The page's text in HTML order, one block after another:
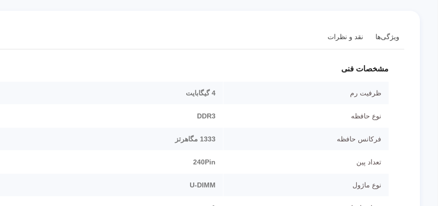
ویژگی‌ها نقد و نظرات
مشخصات فنی
ظرفیت رم 4 گیگابایت
نوع حافظه DDR3
فرکانس حافظه 1333 مگاهرتز
تعداد پین 240Pin
نوع ماژول U-DIMM